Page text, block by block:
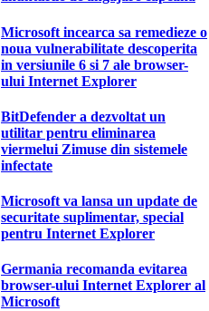
Microsoft incearca sa remedieze o
noua vulnerabilitate descoperita
in versiunile 6 si 7 ale browser-
ului Internet Explorer
BitDefender a dezvoltat un
utilitar pentru eliminarea
viermelui Zimuse din sistemele
infectate
Microsoft va lansa un update de
securitate suplimentar, special
pentru Internet Explorer
Germania recomanda evitarea
browser-ului Internet Explorer al
Microsoft